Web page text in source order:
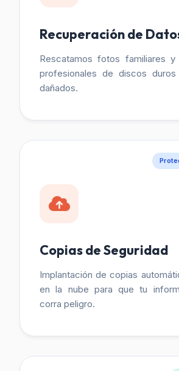
Recuperación de
Rescatamos fotos familiares y
profesionales de discos
dañados.
Copias de Seguridad
Implantación de copias
en la nube para que tu
corra peligro.